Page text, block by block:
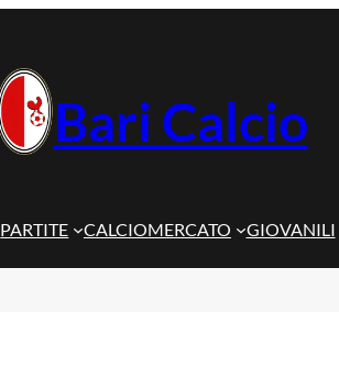
Bari Calcio
PARTITE CALCIOMERCATO GIOVANILI